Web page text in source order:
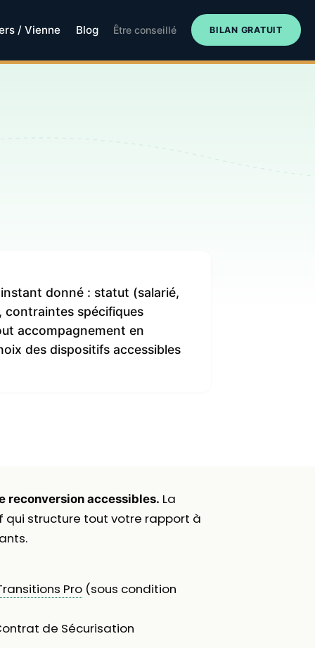
/ Vienne Blog Être conseillé BILAN GRATUIT
donné : statut (salarié,
contraintes spécifiques
accompagnement en
des dispositifs accessibles
reconversion accessibles. La
structure tout votre rapport à
Pro (sous condition
de Sécurisation